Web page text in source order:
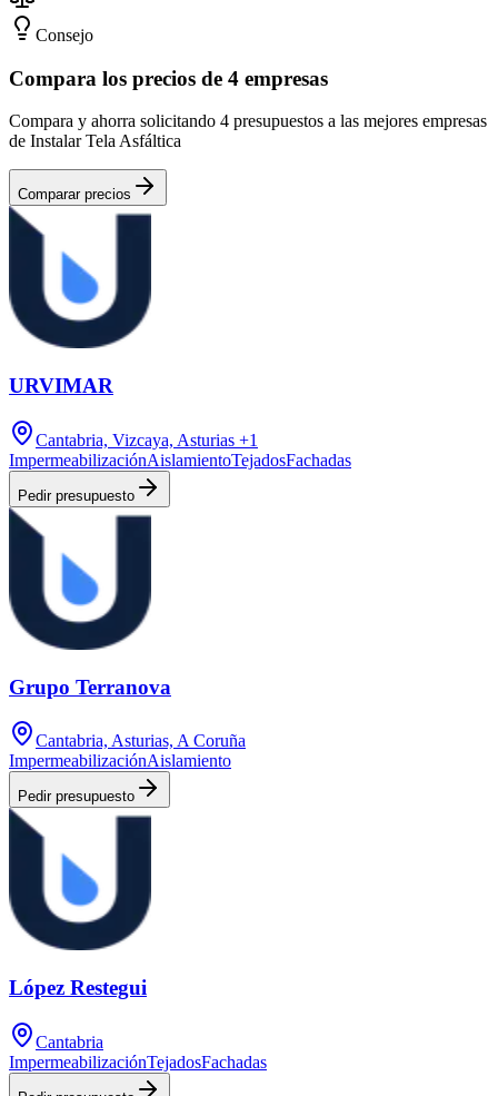
Consejo
Compara los precios de 4 empresas
Compara y ahorra solicitando 4 presupuestos a las mejores empresas
de Instalar Tela Asfáltica
Comparar precios
URVIMAR
Cantabria, Vizcaya, Asturias +1
ImpermeabilizaciónAislamientoTejadosFachadas
Pedir presupuesto
Grupo Terranova
Cantabria, Asturias, A Coruña
ImpermeabilizaciónAislamiento
Pedir presupuesto
López Restegui
Cantabria
ImpermeabilizaciónTejadosFachadas